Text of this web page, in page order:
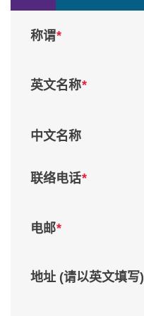
称谓*
英文名称*
中文名称
联络电话*
电邮*
地址 (请以英文填写)